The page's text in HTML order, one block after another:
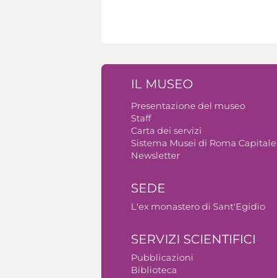
IL MUSEO
Presentazione del museo
Staff
Carta dei servizi
Sistema Musei di Roma Capitale
Newsletter
SEDE
L'ex monastero di Sant'Egidio
SERVIZI SCIENTIFICI
Pubblicazioni
Biblioteca